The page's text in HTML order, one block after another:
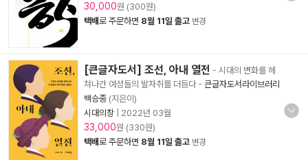
30,000원 (300원)
택배로 주문하면 8월 11일 출고 변경
[큰글자도서] 조선, 아내 열전 - 시대의 변화를 헤
쳐나간 여성들의 발자취를 더듬다- 큰글자도서라이브러리
백승종 (지은이)
시대의창
2022년 03월
33,000원 (330원)
택배로 주문하면 8월 11일 출고 변경